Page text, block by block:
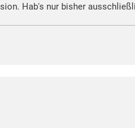
Hab's nur bisher